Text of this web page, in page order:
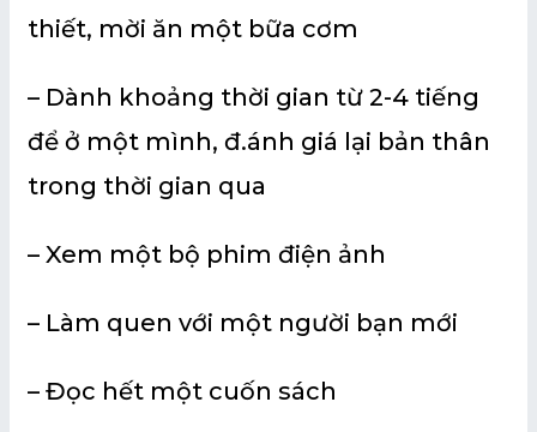
thiết, mời ăn một bữa cơm
– Dành khoảng thời gian từ 2-4 tiếng
để ở một mình, đ.ánh giá lại bản thân
trong thời gian qua
– Xem một bộ phim điện ảnh
– Làm quen với một người bạn mới
– Đọc hết một cuốn sách